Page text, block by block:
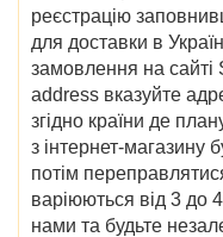
реєстрацію
для доставки в
замовлення на
address вказуйте
згідно країни де
з інтернет-магазину
потім
варіюються від 3 до
нами та будьте